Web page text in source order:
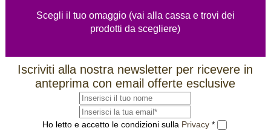
Scegli il tuo omaggio (vai alla cassa e trovi dei
prodotti da scegliere)
Iscriviti alla nostra newsletter per ricevere in
anteprima con email offerte esclusive
Ho letto e accetto le condizioni sulla Privacy *